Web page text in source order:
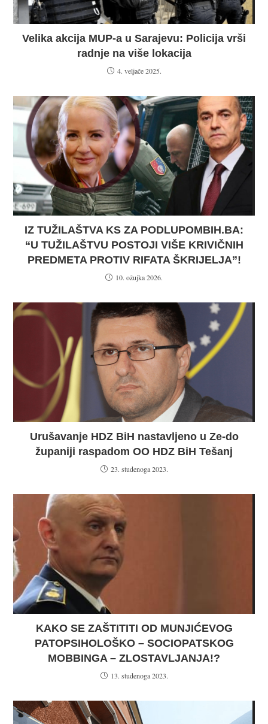
Velika akcija MUP-a u Sarajevu: Policija vrši
radnje na više lokacija
4. veljače 2025.
IZ TUŽILAŠTVA KS ZA PODLUPOMBIH.BA:
“U TUŽILAŠTVU POSTOJI VIŠE KRIVIČNIH
PREDMETA PROTIV RIFATA ŠKRIJELJA”!
10. ožujka 2026.
Urušavanje HDZ BiH nastavljeno u Ze-do
županiji raspadom OO HDZ BiH Tešanj
23. studenoga 2023.
KAKO SE ZAŠTITITI OD MUNJIĆEVOG
PATOPSIHOLOŠKO – SOCIOPATSKOG
MOBBINGA – ZLOSTAVLJANJA!?
13. studenoga 2023.